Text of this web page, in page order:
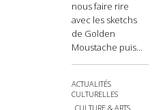
nous faire rire
avec les sketchs
de Golden
Moustache puis...
ACTUALITÉS
CULTURELLES
CULTURE & ARTS